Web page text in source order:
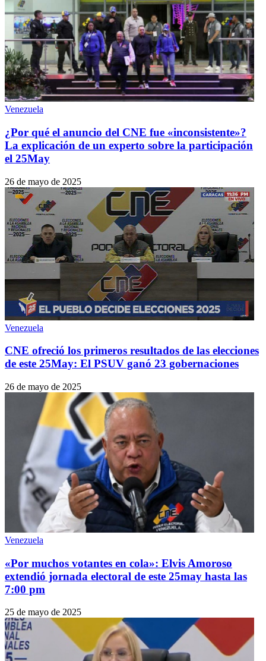
Venezuela
¿Por qué el anuncio del CNE fue «inconsistente»?
La explicación de un experto sobre la participación
el 25May
26 de mayo de 2025
Venezuela
CNE ofreció los primeros resultados de las elecciones
de este 25May: El PSUV ganó 23 gobernaciones
26 de mayo de 2025
Venezuela
«Por muchos votantes en cola»: Elvis Amoroso
extendió jornada electoral de este 25may hasta las
7:00 pm
25 de mayo de 2025